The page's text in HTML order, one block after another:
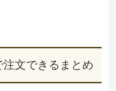
文できるまとめ